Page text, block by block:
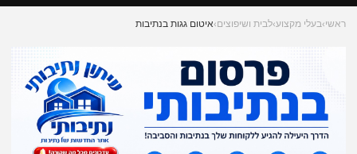
ראשי›בעלי מקצוע›לבית ושיפוצים›איטום גגות בנתיבות